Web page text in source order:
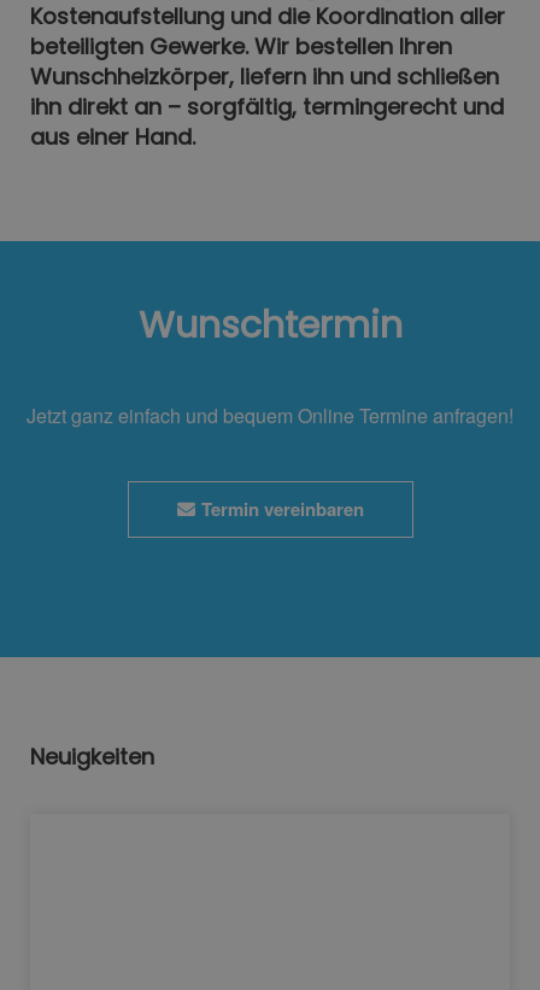
Kostenaufstellung und die Koordination aller
beteiligten Gewerke. Wir bestellen Ihren
Wunschheizkörper, liefern ihn und schließen
ihn direkt an – sorgfältig, termingerecht und
aus einer Hand.
Wunschtermin
Jetzt ganz einfach und bequem Online Termine anfragen!
Termin vereinbaren
Neuigkeiten